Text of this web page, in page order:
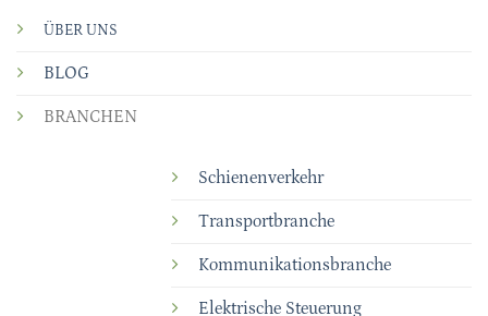
ÜBER UNS
BLOG
BRANCHEN
Schienenverkehr
Transportbranche
Kommunikationsbranche
Elektrische Steuerung